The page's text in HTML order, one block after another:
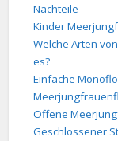
Nachteile
Kinder
Welche Arten
es?
Einfache
Offene
Geschlossener